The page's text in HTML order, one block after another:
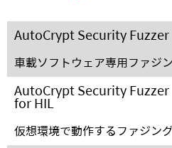
AutoCrypt Security Fuzzer
車載ソフトウェア専用ファジ
AutoCrypt Security Fuzzer
for HIL
仮想環境で動作するファジン